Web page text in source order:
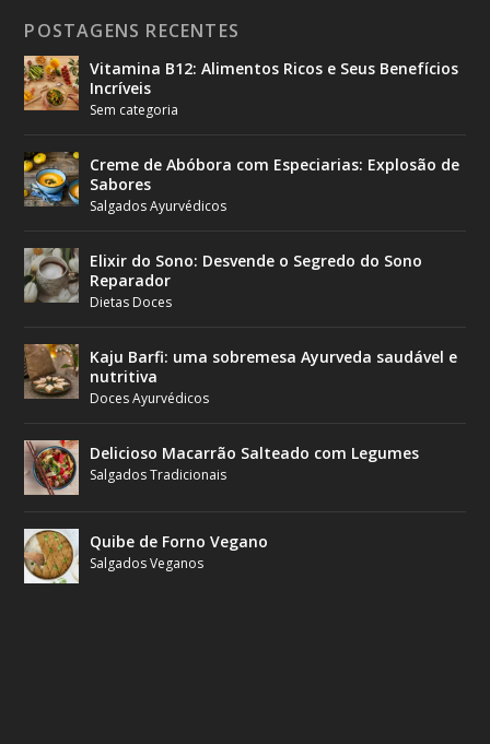
POSTAGENS RECENTES
Vitamina B12: Alimentos Ricos e Seus Benefícios
Incríveis
Sem categoria
Creme de Abóbora com Especiarias: Explosão de
Sabores
Salgados Ayurvédicos
Elixir do Sono: Desvende o Segredo do Sono
Reparador
Dietas Doces
Kaju Barfi: uma sobremesa Ayurveda saudável e
nutritiva
Doces Ayurvédicos
Delicioso Macarrão Salteado com Legumes
Salgados Tradicionais
Quibe de Forno Vegano
Salgados Veganos